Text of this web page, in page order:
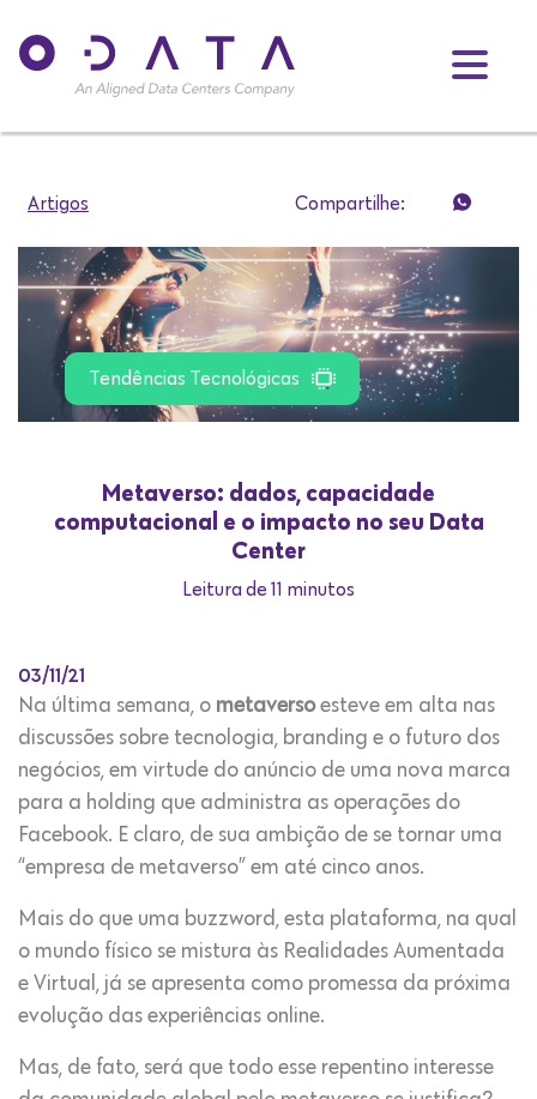
Artigos Compartilhe:
Tendências Tecnológicas
Metaverso: dados, capacidade
computacional e o impacto no seu Data
Center
Leitura de 11 minutos
03/11/21
Na última semana, o metaversoesteve em alta nas
discussões sobre tecnologia, branding e o futuro dos
negócios, em virtude do anúncio de uma nova marca
para a holding que administra as operações do
Facebook. E claro, de sua ambição de se tornar uma
“empresa de metaverso” em até cinco anos.
Mais do que uma buzzword, esta plataforma, na qual
o mundo físico se mistura às Realidades Aumentada
e Virtual, já se apresenta como promessa da próxima
evolução das experiências online.
Mas, de fato, será que todo esse repentino interesse